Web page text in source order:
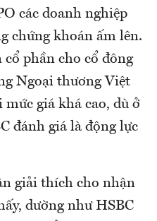
các doanh nghiệp
chứng khoán ấm lên.
phần cho cổ đông
Ngoại thương Việt
giá khá cao, dù ở
đánh giá là động lực
giải thích cho nhận
dường như HSBC